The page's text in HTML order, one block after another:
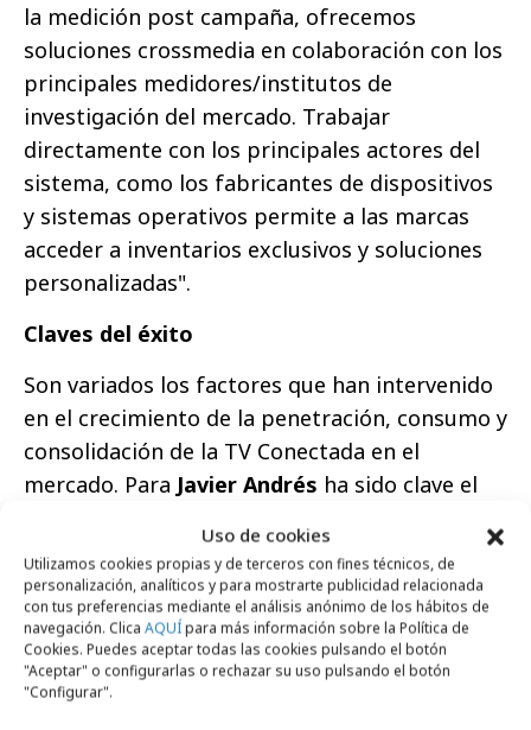
Uso de cookies
Utilizamos cookies propias y de terceros con fines técnicos, de
personalización, analíticos y para mostrarte publicidad relacionada
con tus preferencias mediante el análisis anónimo de los hábitos de
navegación. Clica AQUÍpara más información sobre la Política de
Cookies. Puedes aceptar todas las cookies pulsando el botón
"Aceptar" o configurarlas o rechazar su uso pulsando el botón
"Configurar".
la medición post campaña, ofrecemos
soluciones crossmedia en colaboración con los
principales medidores/institutos de
investigación del mercado. Trabajar
directamente con los principales actores del
sistema, como los fabricantes de dispositivos
y sistemas operativos permite a las marcas
acceder a inventarios exclusivos y soluciones
personalizadas".
Claves del éxito
Son variados los factores que han intervenido
en el crecimiento de la penetración, consumo y
consolidación de la TV Conectada en el
mercado. Para Javier Andrés ha sido clave el
de la TV lineal y del mundo digital. Los
contenidos premium, regulados, con escala,
con la atención de la pantalla grande propios
de la TV lineal, y la interactividad, la capacidad
de segmentación y el uso de determinadas